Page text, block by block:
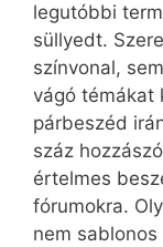
legutóbbi
süllyedt.
színvonal,
vágó témákat
párbeszéd
száz
értelmes
fórumokra.
nem